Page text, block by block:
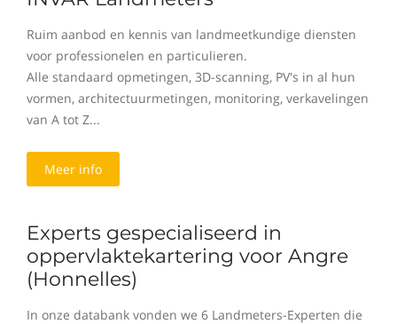
Ruim aanbod en kennis van landmeetkundige diensten
voor professionelen en particulieren.
Alle standaard opmetingen, 3D-scanning, PV's in al hun
vormen, architectuurmetingen, monitoring, verkavelingen
van A tot Z...
Meer info
Experts gespecialiseerd in
oppervlaktekartering voor Angre
(Honnelles)
In onze databank vonden we 6 Landmeters-Experten die